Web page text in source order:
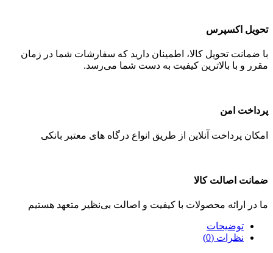
تحویل اکسپرس
با ضمانت تحویل کالا، اطمینان دارید که سفارشات شما در زمان
مقرر و با بالاترین کیفیت به دست شما می‌رسد.
پرداخت امن
امکان پرداخت آنلاین از طریق انواع درگاه های معتبر بانکی
ضمانت اصالت کالا
ما در ارائه محصولات با کیفیت و اصالت بی‌نظیر متعهد هستیم
توضیحات
نظرات (0)